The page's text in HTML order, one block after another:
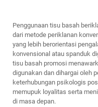
Penggunaan tisu basah
dari metode periklanan
yang lebih berorientasi
konvensional atau spanduk
tisu basah promosi
digunakan dan dihargai oleh
keterhubungan psikologis
memupuk loyalitas serta
di masa depan.